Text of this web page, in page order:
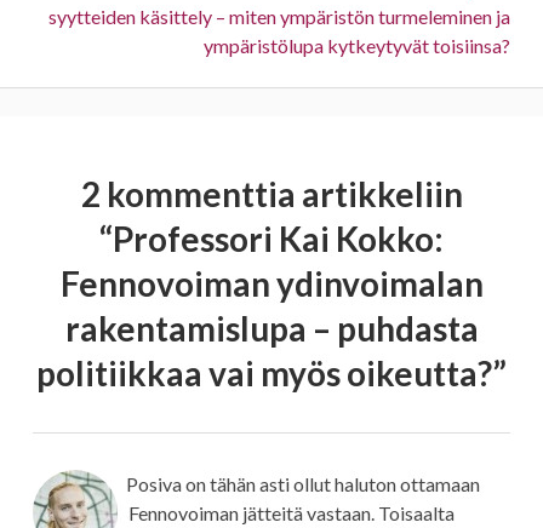
syytteiden käsittely – miten ympäristön turmeleminen ja
ympäristölupa kytkeytyvät toisiinsa?
2 kommenttia artikkeliin
“Professori Kai Kokko:
Fennovoiman ydinvoimalan
rakentamislupa – puhdasta
politiikkaa vai myös oikeutta?”
Posiva on tähän asti ollut haluton ottamaan
Fennovoiman jätteitä vastaan. Toisaalta